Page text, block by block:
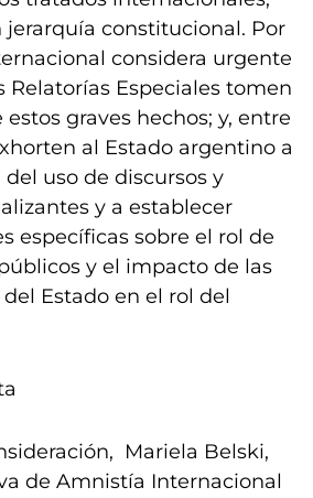
jerarquía constitucional. Por
considera urgente
Relatorías Especiales tomen
graves hechos; y, entre
al Estado argentino a
uso de discursos y
y a establecer
específicas sobre el rol de
y el impacto de las
Estado en el rol del
Mariela Belski,
de Amnistía Internacional